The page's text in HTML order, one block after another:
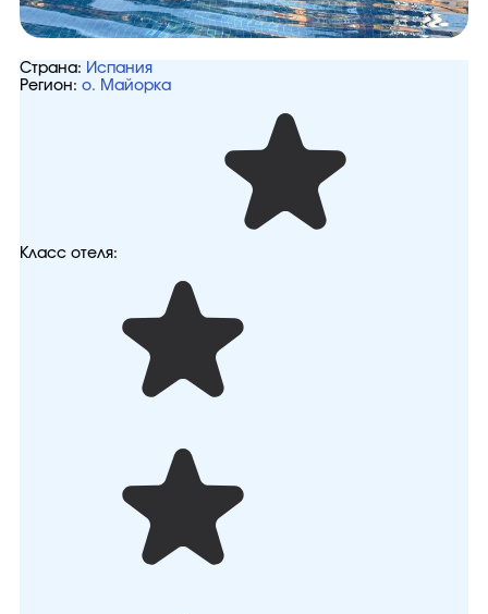
Страна: Испания
Регион: о. Майорка
Класс отеля: